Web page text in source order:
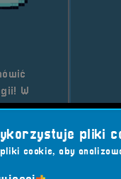
W
i
pliki
cookie, aby